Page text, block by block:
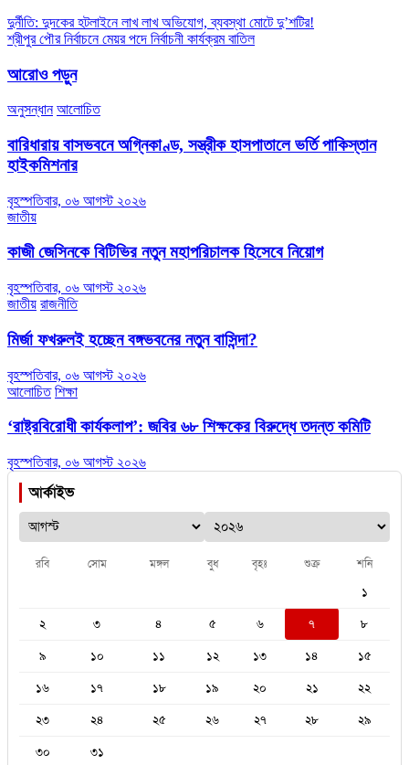
Post
navigation
দুর্নীতি: দুদকের হটলাইনে লাখ লাখ অভিযোগ, ব্যবস্থা মোটে দু’শটির!
শ্রীপুর পৌর নির্বাচনে মেয়র পদে নির্বাচনী কার্যক্রম বাতিল
আরোও পড়ুন
অনুসন্ধান আলোচিত
বারিধারায় বাসভবনে অগ্নিকাণ্ড, সস্ত্রীক হাসপাতালে ভর্তি পাকিস্তান
হাইকমিশনার
বৃহস্পতিবার, ০৬ আগস্ট ২০২৬
জাতীয়
কাজী জেসিনকে বিটিভির নতুন মহাপরিচালক হিসেবে নিয়োগ
বৃহস্পতিবার, ০৬ আগস্ট ২০২৬
জাতীয় রাজনীতি
মির্জা ফখরুলই হচ্ছেন বঙ্গভবনের নতুন বাসিন্দা?
বৃহস্পতিবার, ০৬ আগস্ট ২০২৬
আলোচিত শিক্ষা
‘রাষ্ট্রবিরোধী কার্যকলাপ’: জবির ৬৮ শিক্ষকের বিরুদ্ধে তদন্ত কমিটি
বৃহস্পতিবার, ০৬ আগস্ট ২০২৬
আর্কাইভ
রবি সোম মঙ্গল বুধ বৃহঃ শুক্র শনি
১
২
৩ ৪ ৫ ৬ ৭
৮
৯
১০ ১১ ১২ ১৩ ১৪
১৫
১৬
১৭ ১৮ ১৯ ২০ ২১
২২
২৩
২৪ ২৫ ২৬ ২৭ ২৮
২৯
৩০
৩১